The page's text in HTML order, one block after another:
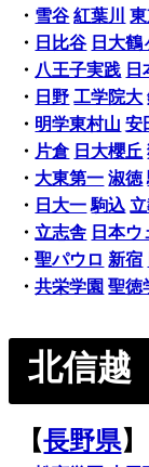
・ 雪谷 紅葉川
・ 日比谷 日大鶴
・ 八王子実践 日
・ 日野 工学院大
・ 明学東村山 安
・ 片倉 日大櫻丘
・ 大東第一 淑徳
・ 日大一 駒込
・ 立志舎 日本ウ
・聖パウロ 新宿
・共栄学園 聖徳
北信越
【長野県】